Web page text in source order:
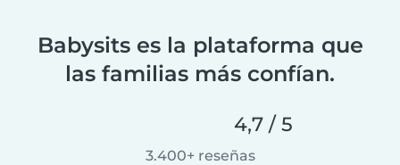
Babysits es la plataforma que
las familias más confían.
4,7 / 5
3.400+ reseñas